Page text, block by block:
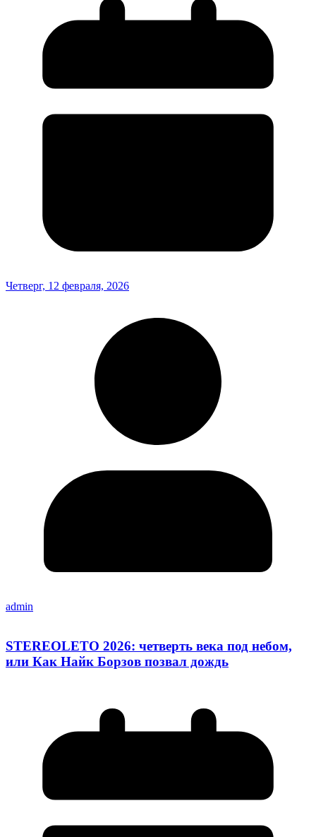
Четверг, 12 февраля, 2026
admin
STEREOLETO 2026: четверть века под небом,
или Как Найк Борзов позвал дождь